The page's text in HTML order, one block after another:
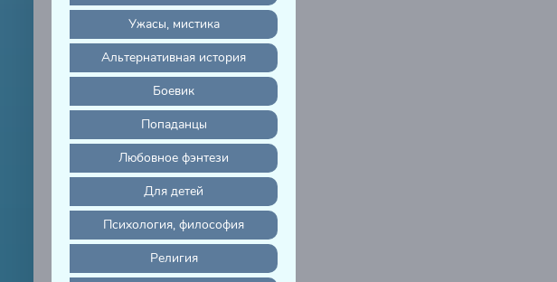
Ужасы, мистика
Альтернативная история
Боевик
Попаданцы
Любовное фэнтези
Для детей
Психология, философия
Религия